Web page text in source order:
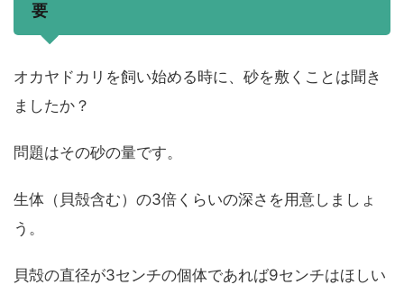
要
オカヤドカリを飼い始める時に、砂を敷くことは聞き
ましたか？
問題はその砂の量です。
生体（貝殻含む）の3倍くらいの深さを用意しましょ
う。
貝殻の直径が3センチの個体であれば9センチはほしい